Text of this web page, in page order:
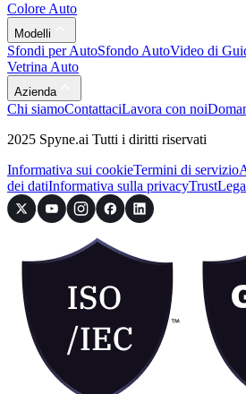
Colore Auto
Modelli
Sfondi per AutoSfondo AutoVideo di
Vetrina Auto
Azienda
Chi siamoContattaciLavora con noi
2025 Spyne.ai Tutti i diritti riservati
Informativa sui cookieTermini di servizio
dei datiInformativa sulla privacyTrust